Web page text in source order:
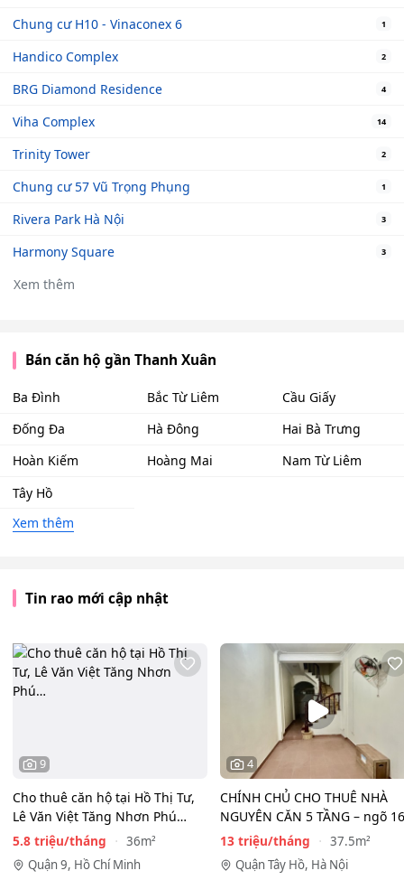
Chung cư H10 - Vinaconex 6 1
Handico Complex 2
BRG Diamond Residence 4
Viha Complex 14
Trinity Tower 2
Chung cư 57 Vũ Trọng Phụng 1
Rivera Park Hà Nội 3
Harmony Square 3
Xem thêm
Bán căn hộ gần Thanh Xuân
Ba Đình Bắc Từ Liêm
Cầu Giấy
Đống Đa
Hà Đông
Hai Bà Trưng
Hoàn Kiếm
Hoàng Mai
Nam Từ Liêm
Tây Hồ
Xem thêm
Tin rao mới cập nhật
9
Cho thuê căn hộ tại Hồ Thị Tư,
Lê Văn Việt Tăng Nhơn Phú
Quận 9(cũ) Thủ…
5.8 triệu/tháng
36m²
Quận 9, Hồ Chí Minh
4
CHÍNH CHỦ CHO THUÊ NHÀ
NGUYÊN CĂN 5 TẦNG – ngõ
Đồng Cổ, Tây Hồ
13 triệu/tháng
37.5m²
Quận Tây Hồ, Hà Nội